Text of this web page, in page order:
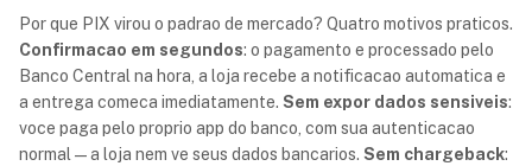
Por que PIX virou o padrao de mercado? Quatro motivos praticos.
Confirmacao em segundos: o pagamento e processado pelo
Banco Central na hora, a loja recebe a notificacao automatica e
a entrega comeca imediatamente. Sem expor dados sensiveis:
voce paga pelo proprio app do banco, com sua autenticacao
normal — a loja nem ve seus dados bancarios. Sem chargeback: